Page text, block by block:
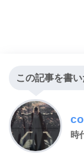
この記事を書い
時